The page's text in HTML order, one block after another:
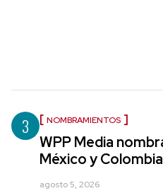
3 NOMBRAMIENTOS
WPP Media
México y Colombia
agosto 5, 2026